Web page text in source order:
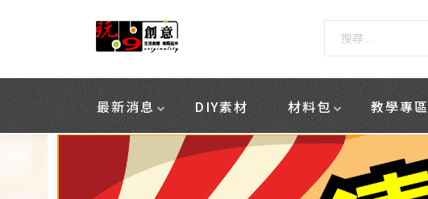
最新消息 DIY素材 材料包 教學專區